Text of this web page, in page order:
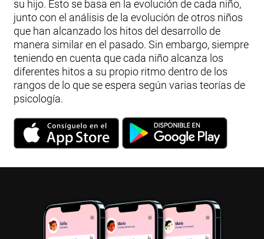
su hijo. Esto se basa en la evolución de cada niño,
junto con el análisis de la evolución de otros niños
que han alcanzado los hitos del desarrollo de
manera similar en el pasado. Sin embargo, siempre
teniendo en cuenta que cada niño alcanza los
diferentes hitos a su propio ritmo dentro de los
rangos de lo que se espera según varias teorías de
psicología.